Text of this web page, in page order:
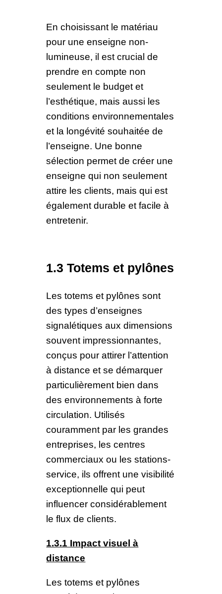
En choisissant le matériau
pour une enseigne non-
lumineuse, il est crucial de
prendre en compte non
seulement le budget et
l’esthétique, mais aussi les
conditions environnementales
et la longévité souhaitée de
l’enseigne. Une bonne
sélection permet de créer une
enseigne qui non seulement
attire les clients, mais qui est
également durable et facile à
entretenir.
1.3 Totems et pylônes
Les totems et pylônes sont
des types d’enseignes
signalétiques aux dimensions
souvent impressionnantes,
conçus pour attirer l’attention
à distance et se démarquer
particulièrement bien dans
des environnements à forte
circulation. Utilisés
couramment par les grandes
entreprises, les centres
commerciaux ou les stations-
service, ils offrent une visibilité
exceptionnelle qui peut
influencer considérablement
le flux de clients.
1.3.1 Impact visuel à
distance
Les totems et pylônes